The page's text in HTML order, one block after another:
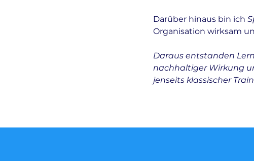
Darüber hinaus bin ich
Organisation wirksam
Daraus entstanden
nachhaltiger Wirkung
jenseits klassischer